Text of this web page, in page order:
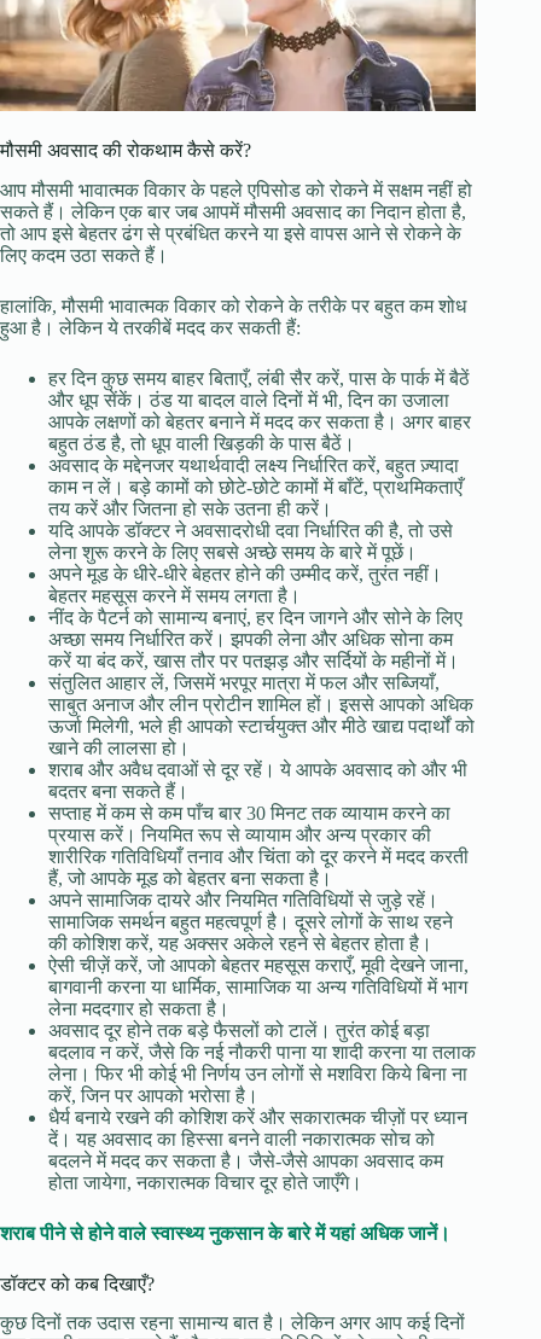
मौसमी अवसाद की रोकथाम कैसे करें?
आप मौसमी भावात्मक विकार के पहले एपिसोड को रोकने में सक्षम नहीं हो
सकते हैं। लेकिन एक बार जब आपमें मौसमी अवसाद का निदान होता है,
तो आप इसे बेहतर ढंग से प्रबंधित करने या इसे वापस आने से रोकने के
लिए कदम उठा सकते हैं।
हालांकि, मौसमी भावात्मक विकार को रोकने के तरीके पर बहुत कम शोध
हुआ है। लेकिन ये तरकीबें मदद कर सकती हैं:
हर दिन कुछ समय बाहर बिताएँ, लंबी सैर करें, पास के पार्क में बैठें
और धूप सेंकें। ठंड या बादल वाले दिनों में भी, दिन का उजाला
आपके लक्षणों को बेहतर बनाने में मदद कर सकता है। अगर बाहर
बहुत ठंड है, तो धूप वाली खिड़की के पास बैठें।
अवसाद के मद्देनजर यथार्थवादी लक्ष्य निर्धारित करें, बहुत ज़्यादा
काम न लें। बड़े कामों को छोटे-छोटे कामों में बाँटें, प्राथमिकताएँ
तय करें और जितना हो सके उतना ही करें।
यदि आपके डॉक्टर ने अवसादरोधी दवा निर्धारित की है, तो उसे
लेना शुरू करने के लिए सबसे अच्छे समय के बारे में पूछें।
अपने मूड के धीरे-धीरे बेहतर होने की उम्मीद करें, तुरंत नहीं।
बेहतर महसूस करने में समय लगता है।
नींद के पैटर्न को सामान्य बनाएं, हर दिन जागने और सोने के लिए
अच्छा समय निर्धारित करें। झपकी लेना और अधिक सोना कम
करें या बंद करें, खास तौर पर पतझड़ और सर्दियों के महीनों में।
संतुलित आहार लें, जिसमें भरपूर मात्रा में फल और सब्जियाँ,
साबुत अनाज और लीन प्रोटीन शामिल हों। इससे आपको अधिक
ऊर्जा मिलेगी, भले ही आपको स्टार्चयुक्त और मीठे खाद्य पदार्थों को
खाने की लालसा हो।
शराब और अवैध दवाओं से दूर रहें। ये आपके अवसाद को और भी
बदतर बना सकते हैं।
सप्ताह में कम से कम पाँच बार 30 मिनट तक व्यायाम करने का
प्रयास करें। नियमित रूप से व्यायाम और अन्य प्रकार की
शारीरिक गतिविधियाँ तनाव और चिंता को दूर करने में मदद करती
हैं, जो आपके मूड को बेहतर बना सकता है।
अपने सामाजिक दायरे और नियमित गतिविधियों से जुड़े रहें।
सामाजिक समर्थन बहुत महत्वपूर्ण है। दूसरे लोगों के साथ रहने
की कोशिश करें, यह अक्सर अकेले रहने से बेहतर होता है।
ऐसी चीज़ें करें, जो आपको बेहतर महसूस कराएँ, मूवी देखने जाना,
बागवानी करना या धार्मिक, सामाजिक या अन्य गतिविधियों में भाग
लेना मददगार हो सकता है।
अवसाद दूर होने तक बड़े फैसलों को टालें। तुरंत कोई बड़ा
बदलाव न करें, जैसे कि नई नौकरी पाना या शादी करना या तलाक
लेना। फिर भी कोई भी निर्णय उन लोगों से मशविरा किये बिना ना
करें, जिन पर आपको भरोसा है।
धैर्य बनाये रखने की कोशिश करें और सकारात्मक चीज़ों पर ध्यान
दें। यह अवसाद का हिस्सा बनने वाली नकारात्मक सोच को
बदलने में मदद कर सकता है। जैसे-जैसे आपका अवसाद कम
होता जायेगा, नकारात्मक विचार दूर होते जाएँगे।
शराब पीने से होने वाले स्वास्थ्य नुकसान के बारे में यहां अधिक जानें।
डॉक्टर को कब दिखाएँ?
कुछ दिनों तक उदास रहना सामान्य बात है। लेकिन अगर आप कई दिनों